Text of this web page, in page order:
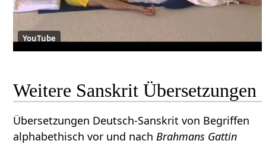
YouTube
Weitere Sanskrit Übersetzungen
Übersetzungen Deutsch-Sanskrit von Begriffen
alphabethisch vor und nachBrahmans Gattin